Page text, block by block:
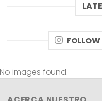
No images found.